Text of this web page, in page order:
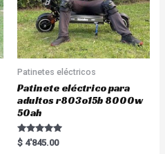
Patinetes eléctricos
Patinete eléctrico para
adultos r803o15b 8000w
50ah
Rated
5.00
$ 4'845.00